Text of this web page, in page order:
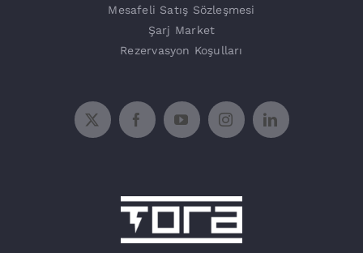
Mesafeli Satış Sözleşmesi
Şarj Market
Rezervasyon Koşulları